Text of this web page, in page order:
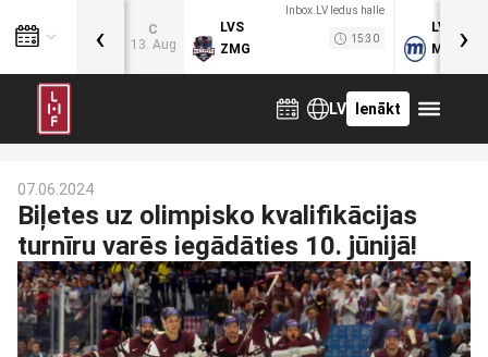
C
13. Aug
Inbox.LV ledus halle
LVS
ZMG
15:30
LVB
MOG
‹ ›
LV Ienākt
07.06.2024
Biļetes uz olimpisko kvalifikācijas
turnīru varēs iegādāties 10. jūnijā!